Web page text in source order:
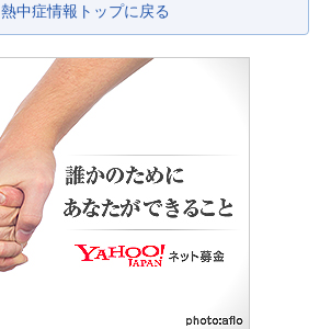
熱中症情報トップに戻る